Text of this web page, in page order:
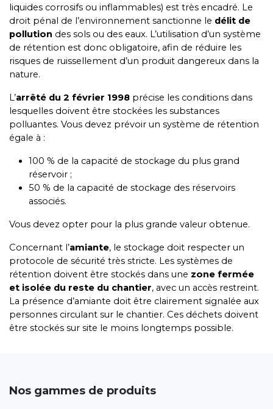
liquides corrosifs ou inflammables) est très encadré. Le
droit pénal de l’environnement sanctionne le délit de
pollution des sols ou des eaux. L’utilisation d’un système
de rétention est donc obligatoire, afin de réduire les
risques de ruissellement d’un produit dangereux dans la
nature.
L’arrêté du 2 février 1998 précise les conditions dans
lesquelles doivent être stockées les substances
polluantes. Vous devez prévoir un système de rétention
égale à :
100 % de la capacité de stockage du plus grand
réservoir ;
50 % de la capacité de stockage des réservoirs
associés.
Vous devez opter pour la plus grande valeur obtenue.
Concernant l’amiante, le stockage doit respecter un
protocole de sécurité très stricte. Les systèmes de
rétention doivent être stockés dans une zone fermée
et isolée du reste du chantier, avec un accès restreint.
La présence d’amiante doit être clairement signalée aux
personnes circulant sur le chantier. Ces déchets doivent
être stockés sur site le moins longtemps possible.
Nos gammes de produits